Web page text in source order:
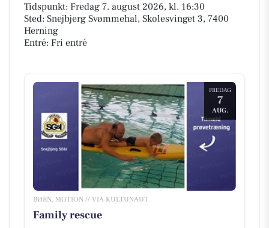
Tidspunkt: Fredag 7. august 2026, kl. 16:30
Sted: Snejbjerg Svømmehal, Skolesvinget 3, 7400
Herning
Entré: Fri entré
FREDAG
7
AUG.
BØRN, MOTION // VIA KULTUNAUT
Family rescue